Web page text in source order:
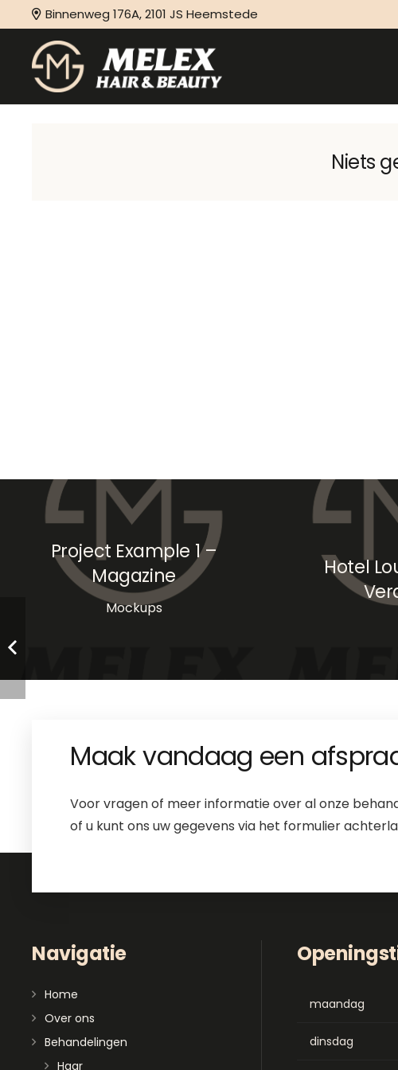
Binnenweg 176A, 2101 JS Heemstede
Niets
Project Example 1 –
Magazine
Mockups
Hotel
Maak vandaag een
Voor vragen of meer informatie over al onze
of u kunt ons uw gegevens via het formulier
Navigatie
Home
Over ons
Behandelingen
Haar
maandag
dinsdag